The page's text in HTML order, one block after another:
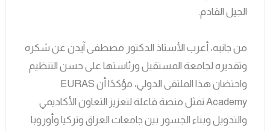
الجيل القادم.
من جانبه، أعرب الأستاذ الدكتور مصطفى آيدن عن شكره
وتقديره لجامعة المستقبل ورئاستها على حسن التنظيم
واحتضان هذا الملتقى الدولي، مؤكدًا أن EURAS
Academy تمثل منصة فاعلة لتعزيز التعاون الأكاديمي
والتدويل وبناء الجسور بين جامعات العراق وتركيا وأوروبا